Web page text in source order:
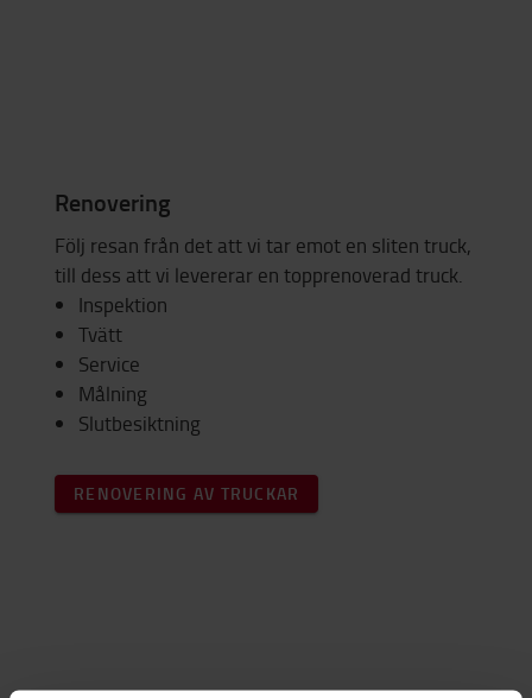
Renovering
Följ resan från det att vi tar emot en sliten truck,
till dess att vi levererar en topprenoverad truck.
Inspektion
Tvätt
Service
Målning
Slutbesiktning
RENOVERING AV TRUCKAR